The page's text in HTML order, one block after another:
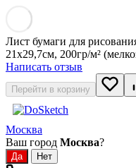
Лист бумаги для
21x29,7см, 200гр/м²
Написать отзыв
Перейти в корзину
Москва
Ваш город Москва?